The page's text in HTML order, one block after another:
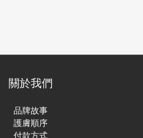
關於我們
品牌故事
護膚順序